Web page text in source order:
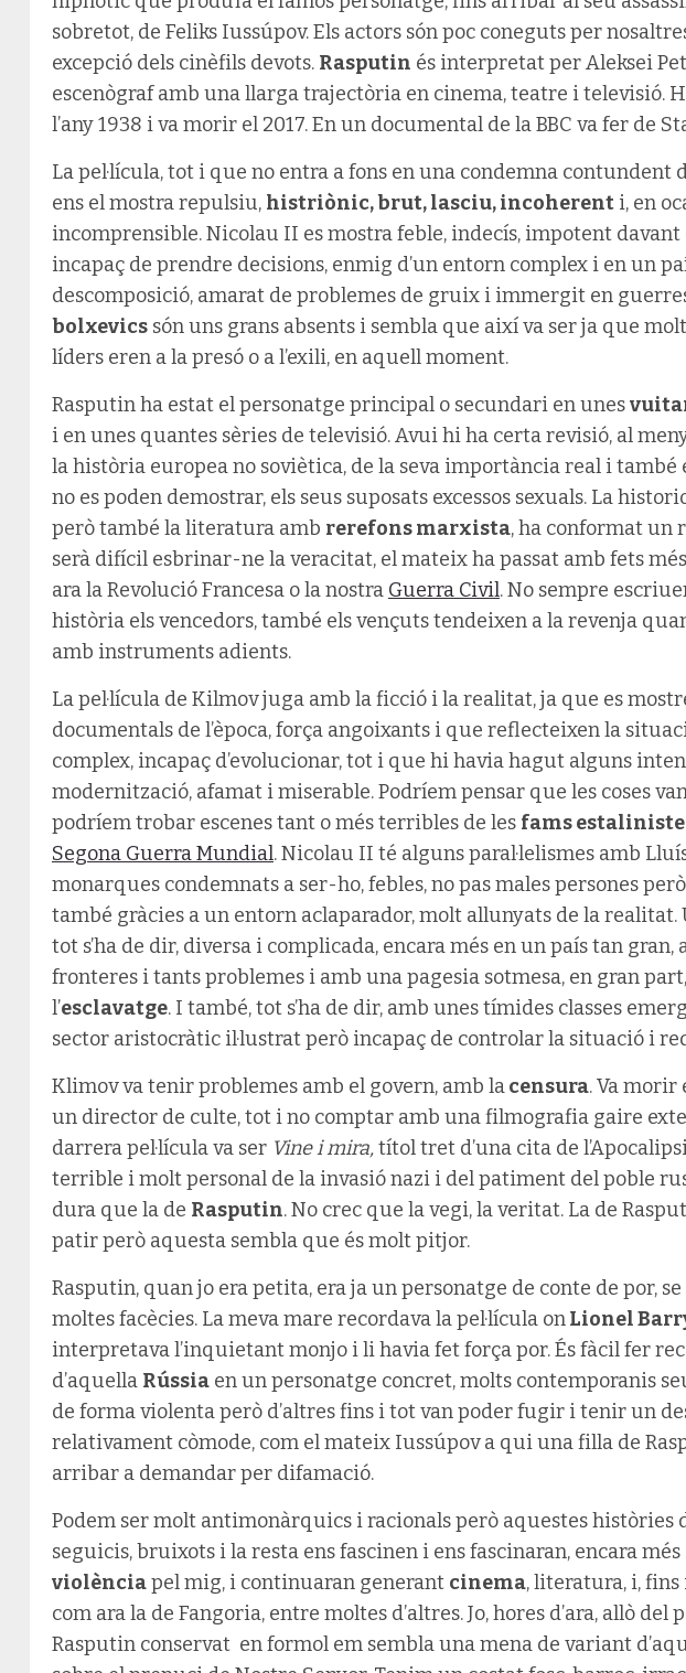
sobretot, de Feliks Iussúpov. Els actors són poc coneguts per
excepció dels cinèfils devots. Rasputin és interpretat per Aleksei
escenògraf amb una llarga trajectòria en cinema, teatre i televisió.
l’any 1938 i va morir el 2017. En un documental de la BBC va fer de
La pel·lícula, tot i que no entra a fons en una condemna contundent
ens el mostra repulsiu, histriònic, brut, lasciu, incoherent i, en
incomprensible. Nicolau II es mostra feble, indecís, impotent davant
incapaç de prendre decisions, enmig d’un entorn complex i en un
descomposició, amarat de problemes de gruix i immergit en
bolxevics són uns grans absents i sembla que així va ser ja que
líders eren a la presó o a l’exili, en aquell moment.
Rasputin ha estat el personatge principal o secundari en unes
i en unes quantes sèries de televisió. Avui hi ha certa revisió, al
la història europea no soviètica, de la seva importància real i també
no es poden demostrar, els seus suposats excessos sexuals. La
però també la literatura amb rerefons marxista, ha conformat un
serà difícil esbrinar-ne la veracitat, el mateix ha passat amb fets
ara la Revolució Francesa o la nostra Guerra Civil. No sempre
història els vencedors, també els vençuts tendeixen a la revenja
amb instruments adients.
La pel·lícula de Kilmov juga amb la ficció i la realitat, ja que es
documentals de l’època, força angoixants i que reflecteixen la
complex, incapaç d’evolucionar, tot i que hi havia hagut alguns
modernització, afamat i miserable. Podríem pensar que les coses
podríem trobar escenes tant o més terribles de les fams
Segona Guerra Mundial. Nicolau II té alguns paral·lelismes amb
monarques condemnats a ser-ho, febles, no pas males persones
també gràcies a un entorn aclaparador, molt allunyats de la realitat.
tot s’ha de dir, diversa i complicada, encara més en un país tan gran,
fronteres i tants problemes i amb una pagesia sotmesa, en gran
l’esclavatge. I també, tot s’ha de dir, amb unes tímides classes
sector aristocràtic il·lustrat però incapaç de controlar la situació i
Klimov va tenir problemes amb el govern, amb lacensura. Va morir
un director de culte, tot i no comptar amb una filmografia gaire
darrera pel·lícula va ser Vine i mira,títol tret d’una cita de
terrible i molt personal de la invasió nazi i del patiment del poble
dura que la de Rasputin. No crec que la vegi, la veritat. La de
patir però aquesta sembla que és molt pitjor.
Rasputin, quan jo era petita, era ja un personatge de conte de por, se
moltes facècies. La meva mare recordava la pel·lícula onLionel
interpretava l’inquietant monjo i li havia fet força por. És fàcil fer
d’aquella Rússia en un personatge concret, molts contemporanis
de forma violenta però d’altres fins i tot van poder fugir i tenir un
relativament còmode, com el mateix Iussúpov a qui una filla de
arribar a demandar per difamació.
Podem ser molt antimonàrquics i racionals però aquestes històries
seguicis, bruixots i la resta ens fascinen i ens fascinaran, encara
violènciapel mig, i continuaran generant cinema, literatura, i, fins
com ara la de Fangoria, entre moltes d’altres. Jo, hores d’ara, allò del
Rasputin conservat en formol em sembla una mena de variant